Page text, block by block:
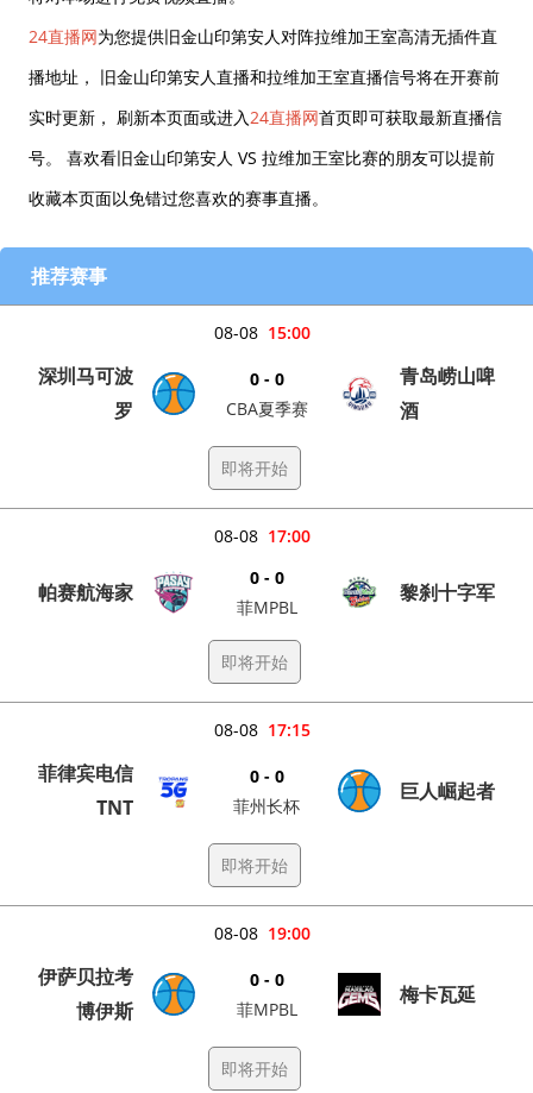
24直播网为您提供旧金山印第安人对阵拉维加王室高清无插件直
播地址， 旧金山印第安人直播和拉维加王室直播信号将在开赛前
实时更新， 刷新本页面或进入24直播网首页即可获取最新直播信
号。 喜欢看旧金山印第安人 VS 拉维加王室比赛的朋友可以提前
收藏本页面以免错过您喜欢的赛事直播。
推荐赛事
15:00
08-08
深圳马可波
罗
0 - 0
CBA夏季赛
青岛崂山啤
酒
即将开始
17:00
08-08
帕赛航海家
0 - 0
菲MPBL
黎刹十字军
即将开始
17:15
08-08
菲律宾电信
TNT
0 - 0
菲州长杯
巨人崛起者
即将开始
19:00
08-08
伊萨贝拉考
博伊斯
0 - 0
菲MPBL
梅卡瓦延
即将开始